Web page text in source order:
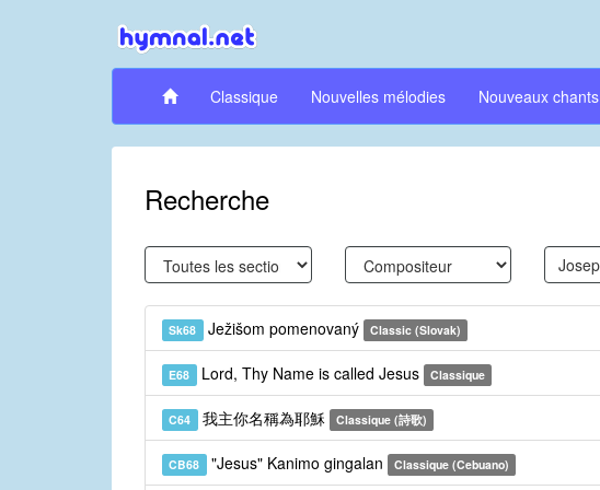
Classique Nouvelles mélodies Nouveaux chants
Recherche
Sk68 Ježišom pomenovaný Classic (Slovak)
E68 Lord, Thy Name is called Jesus Classique
C64 我主你名稱為耶穌 Classique (詩歌)
CB68 "Jesus" Kanimo gingalan Classique (Cebuano)